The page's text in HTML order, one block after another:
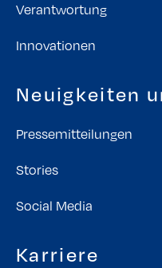
Verantwortung
Innovationen
Neuigkeiten
Pressemitteilungen
Stories
Social Media
Karriere